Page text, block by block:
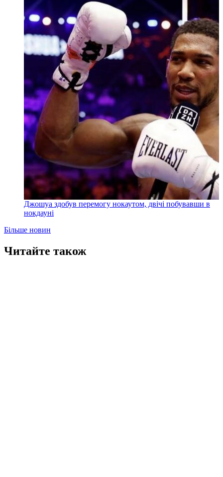
Джошуа здобув перемогу нокаутом, двічі побувавши в
нокдауні
Більше новин
Читайте також